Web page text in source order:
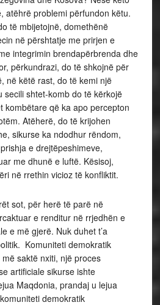
atëhrë problemi përfundon këtu.
të mbijetojnë, domethënë
në përshtatje me prirjen e
integrimin brendapërbrenda dhe
përkundrazi, do të shkojnë për
në këtë rast, do të kemi një
secili shtet-komb do të kërkojë
kombëtare që ka apo percepton
Atëherë, do të krijohen
sikurse ka ndodhur rëndom,
e drejtëpeshimeve,
me dhunë e luftë. Kësisoj,
në rrethin vicioz të konfliktit.
sot, për herë të parë në
e renditur në rrjedhën e
e më gjerë. Nuk duhet t’a
Komuniteti demokratik
saktë nxiti, një proces
artificiale sikurse ishte
Maqdonia, prandaj u lejua
demokratik